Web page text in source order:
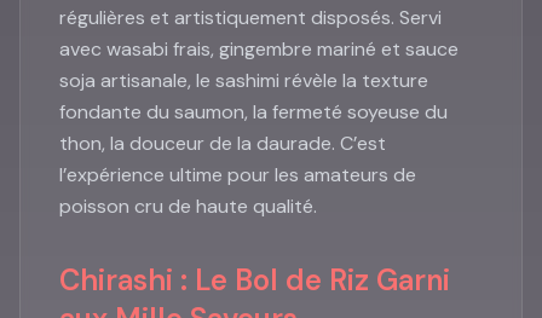
régulières et artistiquement disposés. Servi
avec wasabi frais, gingembre mariné et sauce
soja artisanale, le sashimi révèle la texture
fondante du saumon, la fermeté soyeuse du
thon, la douceur de la daurade. C’est
l’expérience ultime pour les amateurs de
poisson cru de haute qualité.
Chirashi : Le Bol de Riz Garni